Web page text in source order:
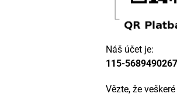
Náš účet je:
115-
Vězte, že